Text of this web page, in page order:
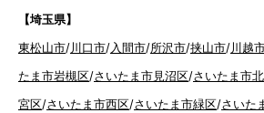
【埼玉県】
東松山市/川口市/入間市/所沢市/挟山市/川越
たま市岩槻区/さいたま市見沼区/さいたま市
宮区/さいたま市西区/さいたま市緑区/さいた